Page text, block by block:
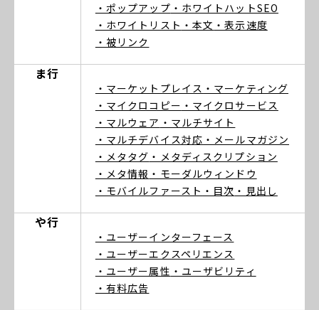
・ポップアップ ・ホワイトハットSEO
・ホワイトリスト ・本文 ・表示速度
・被リンク
ま行
・マーケットプレイス ・マーケティング
・マイクロコピー ・マイクロサービス
・マルウェア ・マルチサイト
・マルチデバイス対応 ・メールマガジン
・メタタグ ・メタディスクリプション
・メタ情報 ・モーダルウィンドウ
・モバイルファースト ・目次 ・見出し
や行
・ユーザーインターフェース
・ユーザーエクスペリエンス
・ユーザー属性 ・ユーザビリティ
・有料広告